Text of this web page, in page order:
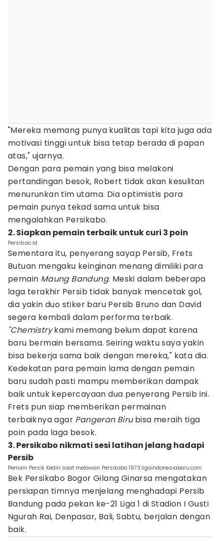
"Mereka memang punya kualitas tapi kita juga ada
motivasi tinggi untuk bisa tetap berada di papan
atas," ujarnya.
Dengan para pemain yang bisa melakoni
pertandingan besok, Robert tidak akan kesulitan
menurunkan tim utama. Dia optimistis para
pemain punya tekad sama untuk bisa
mengalahkan Persikabo.
2. Siapkan pemain terbaik untuk curi 3 poin
Persib.ac.id
Sementara itu, penyerang sayap Persib, Frets
Butuan mengaku keinginan menang dimiliki para
pemain Maung Bandung. Meski dalam beberapa
laga terakhir Persib tidak banyak mencetak gol,
dia yakin duo stiker baru Persib Bruno dan David
segera kembali dalam performa terbaik.
"Chemistrykami memang belum dapat karena
baru bermain bersama. Seiring waktu saya yakin
bisa bekerja sama baik dengan mereka," kata dia.
Kedekatan para pemain lama dengan pemain
baru sudah pasti mampu memberikan dampak
baik untuk kepercayaan dua penyerang Persib ini.
Frets pun siap memberikan permainan
terbaiknya agar Pangeran Birubisa meraih tiga
poin pada laga besok.
3. Persikabo nikmati sesi latihan jelang hadapi
Persib
Pemain Persik Kediri saat melawan Persikabo 1973.ligaindonesiabaru.com
Bek Persikabo Bogor Gilang Ginarsa mengatakan
persiapan timnya menjelang menghadapi Persib
Bandung pada pekan ke-21 Liga 1 di Stadion I Gusti
Ngurah Rai, Denpasar, Bali, Sabtu, berjalan dengan
baik.